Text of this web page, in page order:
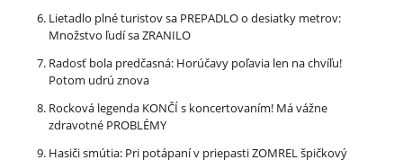
Lietadlo plné turistov sa PREPADLO o desiatky metrov:
Množstvo ľudí sa ZRANILO
Radosť bola predčasná: Horúčavy poľavia len na chvíľu!
Potom udrú znova
Rocková legenda KONČÍ s koncertovaním! Má vážne
zdravotné PROBLÉMY
Hasiči smútia: Pri potápaní v priepasti ZOMREL špičkový